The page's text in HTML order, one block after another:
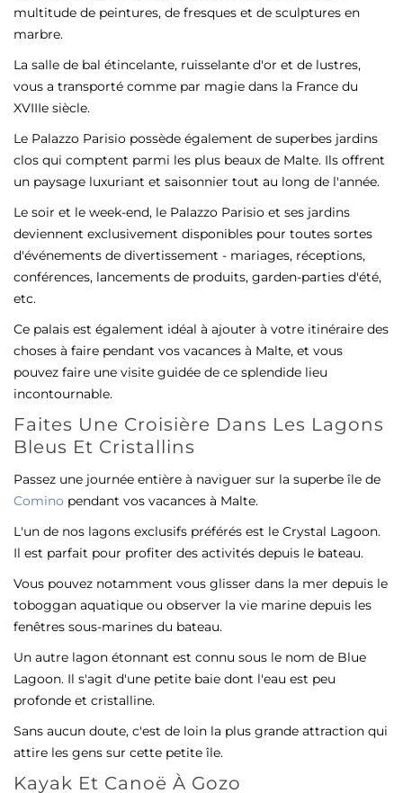
multitude de peintures, de fresques et de sculptures en
marbre.
La salle de bal étincelante, ruisselante d'or et de lustres,
vous a transporté comme par magie dans la France du
XVIIIe siècle.
Le Palazzo Parisio possède également de superbes jardins
clos qui comptent parmi les plus beaux de Malte. Ils offrent
un paysage luxuriant et saisonnier tout au long de l'année.
Le soir et le week-end, le Palazzo Parisio et ses jardins
deviennent exclusivement disponibles pour toutes sortes
d'événements de divertissement - mariages, réceptions,
conférences, lancements de produits, garden-parties d'été,
etc.
Ce palais est également idéal à ajouter à votre itinéraire des
choses à faire pendant vos vacances à Malte, et vous
pouvez faire une visite guidée de ce splendide lieu
incontournable.
Faites Une Croisière Dans Les Lagons
Bleus Et Cristallins
Passez une journée entière à naviguer sur la superbe île de
Comino pendant vos vacances à Malte.
L'un de nos lagons exclusifs préférés est le Crystal Lagoon.
Il est parfait pour profiter des activités depuis le bateau.
Vous pouvez notamment vous glisser dans la mer depuis le
toboggan aquatique ou observer la vie marine depuis les
fenêtres sous-marines du bateau.
Un autre lagon étonnant est connu sous le nom de Blue
Lagoon. Il s'agit d'une petite baie dont l'eau est peu
profonde et cristalline.
Sans aucun doute, c'est de loin la plus grande attraction qui
attire les gens sur cette petite île.
Kayak Et Canoë À Gozo